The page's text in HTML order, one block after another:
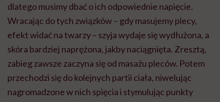
dlatego musimy dbać o ich odpowiednie napięcie.
Wracając do tych związków – gdy masujemy plecy,
efekt widać na twarzy – szyja wydaje się wydłużona, a
skóra bardziej naprężona, jakby naciągnięta. Zresztą,
zabieg zawsze zaczyna się od masażu pleców. Potem
przechodzi się do kolejnych partii ciała, niwelując
nagromadzone w nich spięcia i stymulując punkty